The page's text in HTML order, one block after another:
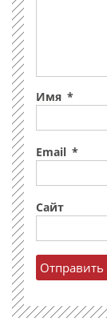
Имя *
Email *
Сайт